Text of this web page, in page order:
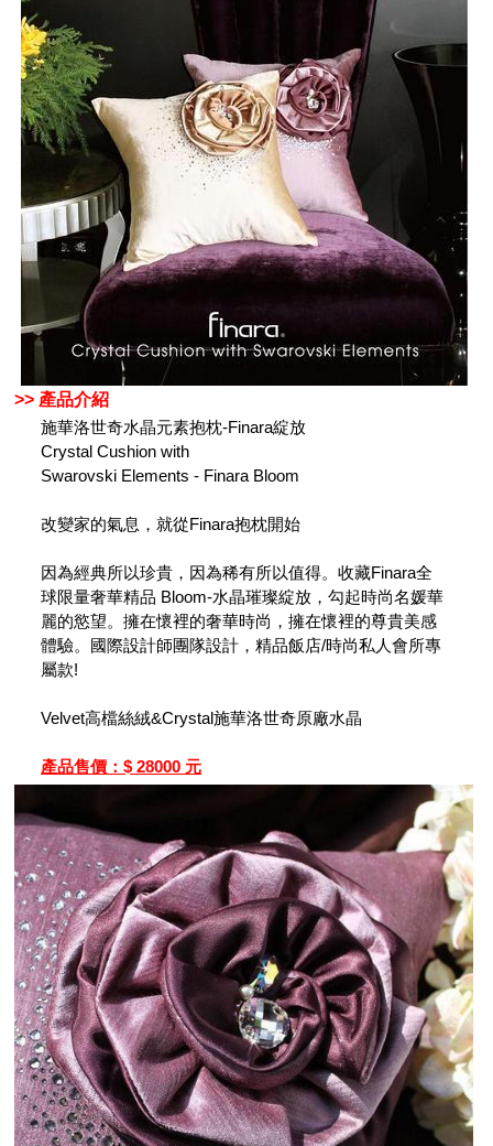
>> 產品介紹
施華洛世奇水晶元素抱枕-Finara綻放
Crystal Cushion with
Swarovski Elements - Finara Bloom
改變家的氣息，就從Finara抱枕開始
因為經典所以珍貴，因為稀有所以值得。收藏Finara全
球限量奢華精品 Bloom-水晶璀璨綻放，勾起時尚名媛華
麗的慾望。擁在懷裡的奢華時尚，擁在懷裡的尊貴美感
體驗。國際設計師團隊設計，精品飯店/時尚私人會所專
屬款!
Velvet高檔絲絨&Crystal施華洛世奇原廠水晶
產品售價：$ 28000 元